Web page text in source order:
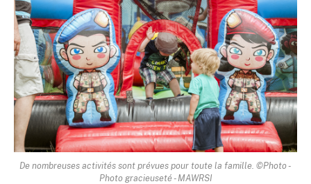
De nombreuses activités sont prévues pour toute la famille. ©Photo -
Photo gracieuseté - MAWRSI